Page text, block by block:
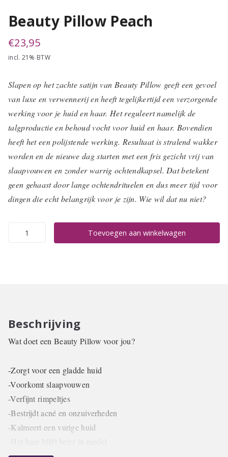
Beauty Pillow Peach
€23,95
incl. 21% BTW
Slapen op het zachte satijn van Beauty Pillow geeft een gevoel
van luxe en verwennerij en heeft tegelijkertijd een verzorgende
werking voor je huid en haar. Het reguleert namelijk de
talgproductie en behoud vocht voor huid en haar. Bovendien
heeft het een polijstende werking. Resultaat is stralend wakker
worden en de nieuwe dag starten met een fris gezicht vrij van
slaapvouwen en zonder warrig ochtendkapsel. Dat betekent
geen gehaast door lange ochtendrituelen en dus meer tijd voor
dingen die echt belangrijk voor je zijn. Wie wil dat nu niet?
Beauty
Toevoegen aan winkelwagen
Beschrijving
Wat doet een Beauty Pillow voor jou?
-Zorgt voor een gladde huid
-Voorkomt slaapvouwen
-Verfijnt rimpeltjes
-Bestrijdt acné en onzuiverheden
-Kalmeert een vurige huid
-Het haar blijft beter in model